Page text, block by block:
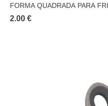
FORMA QUADRADA PARA
2.00 €